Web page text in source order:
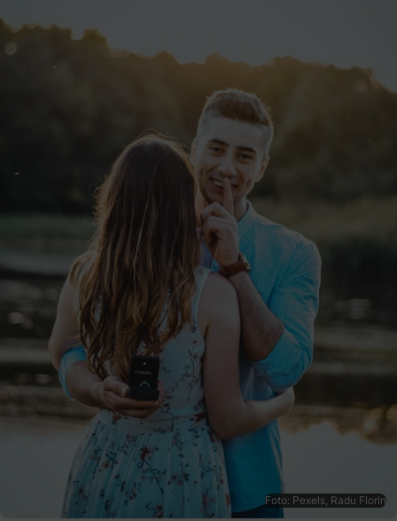
Foto: Pexels, Radu Florin